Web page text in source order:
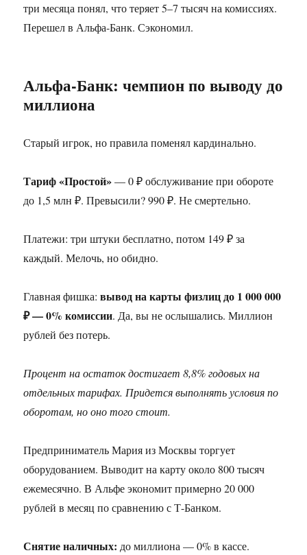
три месяца понял, что теряет 5–7 тысяч на комиссиях.
Перешел в Альфа-Банк. Сэкономил.
Альфа-Банк: чемпион по выводу до
миллиона
Старый игрок, но правила поменял кардинально.
Тариф «Простой»— 0 ₽ обслуживание при обороте
до 1,5 млн ₽. Превысили? 990 ₽. Не смертельно.
Платежи: три штуки бесплатно, потом 149 ₽ за
каждый. Мелочь, но обидно.
Главная фишка:вывод на карты физлиц до 1 000 000
₽ — 0% комиссии. Да, вы не ослышались. Миллион
рублей без потерь.
Процент на остаток достигает 8,8% годовых на
отдельных тарифах. Придется выполнять условия по
оборотам, но оно того стоит.
Предприниматель Мария из Москвы торгует
оборудованием. Выводит на карту около 800 тысяч
ежемесячно. В Альфе экономит примерно 20 000
рублей в месяц по сравнению с Т-Банком.
Снятие наличных: до миллиона — 0% в кассе.